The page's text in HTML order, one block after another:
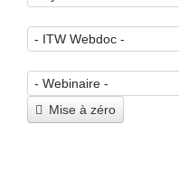
Mise à zéro